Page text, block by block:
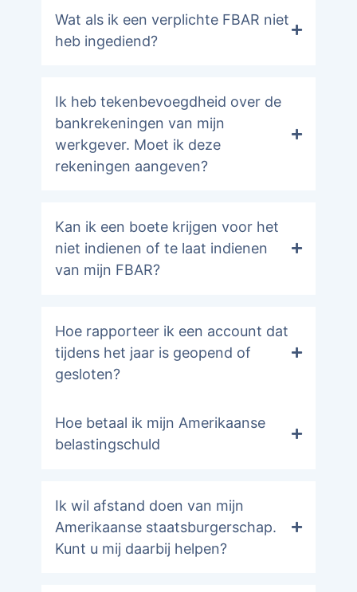
Wat als ik een verplichte FBAR niet
heb ingediend?
Ik heb tekenbevoegdheid over de
bankrekeningen van mijn
werkgever. Moet ik deze
rekeningen aangeven?
Kan ik een boete krijgen voor het
niet indienen of te laat indienen
van mijn FBAR?
Hoe rapporteer ik een account dat
tijdens het jaar is geopend of
gesloten?
Hoe betaal ik mijn Amerikaanse
belastingschuld
Ik wil afstand doen van mijn
Amerikaanse staatsburgerschap.
Kunt u mij daarbij helpen?